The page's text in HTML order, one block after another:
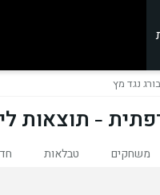
נגד מץ
- תוצאות
משחקים טבלאות